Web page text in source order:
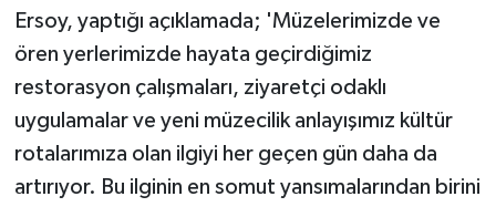
Ersoy, yaptığı açıklamada; 'Müzelerimizde ve
ören yerlerimizde hayata geçirdiğimiz
restorasyon çalışmaları, ziyaretçi odaklı
uygulamalar ve yeni müzecilik anlayışımız kültür
rotalarımıza olan ilgiyi her geçen gün daha da
artırıyor. Bu ilginin en somut yansımalarından birini